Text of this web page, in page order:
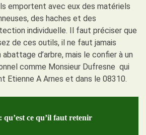
emportent avec eux des matériels
des haches et des
individuelle. Il faut préciser que
de ces outils, il ne faut jamais
d’arbre, mais le confier à un
comme Monsieur Dufresne qui
Etienne A Arnes et dans le 08310.
qu’est ce qu’il faut retenir